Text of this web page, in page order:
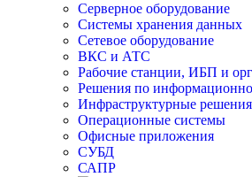
Серверное оборудование
Системы хранения данных
Сетевое оборудование
ВКС и АТС
Рабочие станции, ИБП и
Решения по
Инфраструктурные решения
Операционные системы
Офисные приложения
СУБД
САПР